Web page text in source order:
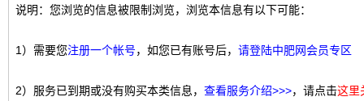
说明：您浏览的信息被限制浏览，浏览本信息有以下可能：
1）需要您注册一个帐号，如您已有账号后， 请登陆中肥网会员专区
2）服务已到期或没有购买本类信息， 查看服务介绍>>>，请点击这里